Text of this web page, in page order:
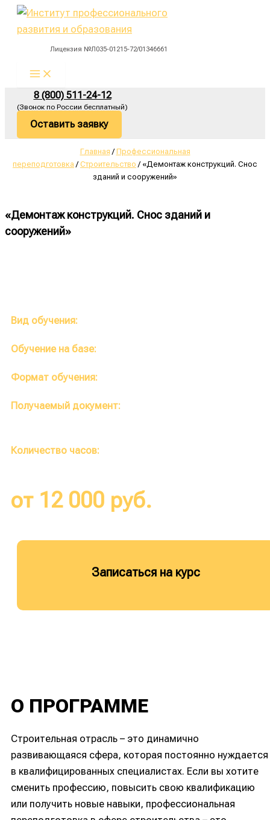
Перейти
Лицензия №Л035-01215-72/01346661
Menu
8 (800) 511-24-12
(Звонок по России бесплатный)
Оставить заявку
Главная /Профессиональная
переподготовка /Строительство / «Демонтаж конструкций. Снос
зданий и сооружений»
«Демонтаж конструкций. Снос зданий и
сооружений»
Вид обучения:
Обучение на базе:
Формат обучения:
Получаемый документ:
Количество часов:
от 12 000 руб.
Записаться на курс
О ПРОГРАММЕ
Строительная отрасль – это динамично
развивающаяся сфера, которая постоянно нуждается
в квалифицированных специалистах. Если вы хотите
сменить профессию, повысить свою квалификацию
или получить новые навыки, профессиональная